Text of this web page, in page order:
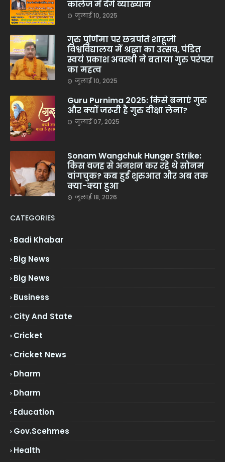
कॉलेज में देंगे व्याख्यान
जुलाई 10, 2025
गुरु पूर्णिमा पर छत्रपति शाहूजी
विश्वविद्यालय में श्रद्धा का उत्सव, पंडित
स्वयं प्रकाश अवस्थी ने बताया गुरु परंपरा
का महत्व
जुलाई 10, 2025
Guru Purnima 2025: किसे बनाएं गुरु
और क्यों जरूरी है गुरु दीक्षा लेना?
जुलाई 07, 2025
Sonam Wangchuk Hunger Strike:
किस वजह से अनशन कर रहे थे सोनम
वांगचुक? कब हुई शुरुआत और अब तक
क्या-क्या हुआ
जुलाई 18, 2026
CATEGORIES
Badi Khabar
Big News
Big News
Business
City And State
Cricket
Cricket News
Dharm
Dharm
Education
Gov.scehmes
Health